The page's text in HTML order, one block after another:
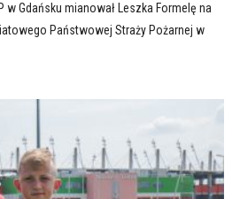
Gdańsku mianował Leszka Formelę na
Państwowej Straży Pożarnej w